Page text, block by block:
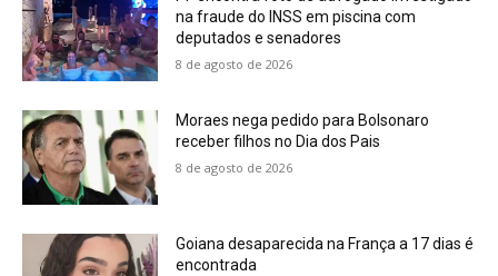
na fraude do INSS em piscina com
deputados e senadores
8 de agosto de 2026
Moraes nega pedido para Bolsonaro
receber filhos no Dia dos Pais
8 de agosto de 2026
Goiana desaparecida na França a 17 dias é
encontrada